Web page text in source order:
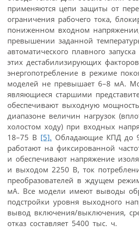
применяются цепи защиты от
ограничения рабочего тока,
пониженном входном
превышении заданной
автоматического плавного
этих дестабилизирующих
энергопотребление в режиме
моделей не превышает 6–8 мА.
являющиеся старшими
обеспечивают выходную
диапазоне величин нагрузок
холостом ходу) при входных
18–75 В [5]. Обладающие КПД до
работают на фиксированной
и обеспечивают напряжение
и выходом 2250 В, ток
преобразователей в ждущем
мА. Все модели имеют выводы
подстройки уровня выходного
вывод включения/выключения,
отказ составляет 5400 тыс. ч.